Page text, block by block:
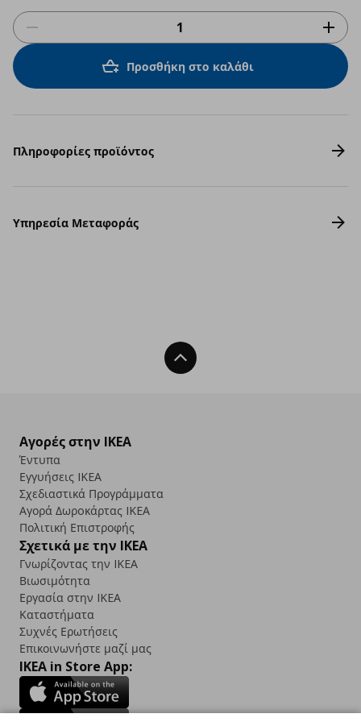
Προσθήκη στο καλάθι
Πληροφορίες προϊόντος
Υπηρεσία Μεταφοράς
Back To Top
Αγορές στην IKEA
Έντυπα
Εγγυήσεις IKEA
Σχεδιαστικά Προγράμματα
Αγορά Δωρoκάρτας IKEA
Πολιτική Επιστροφής
Σχετικά με την IKEA
Γνωρίζοντας την IKEA
Βιωσιμότητα
Εργασία στην IKEA
Καταστήματα
Συχνές Ερωτήσεις
Επικοινωνήστε μαζί μας
IKEA in Store App: